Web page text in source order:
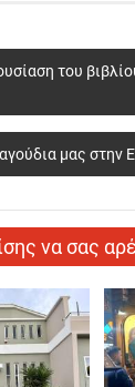
του
μας στην
να σας